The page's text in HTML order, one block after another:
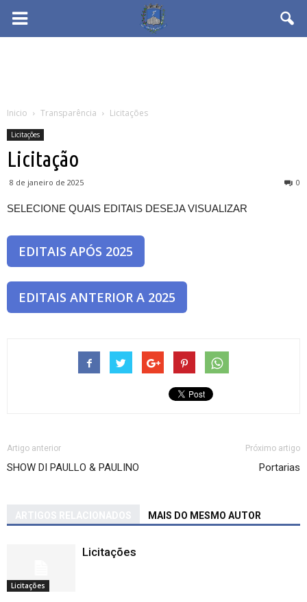
Inicio Transparência Licitações
Licitações
Licitação
8 de janeiro de 2025 0
SELECIONE QUAIS EDITAIS DESEJA VISUALIZAR
EDITAIS APÓS 2025
EDITAIS ANTERIOR A 2025
Artigo anterior
SHOW DI PAULLO & PAULINO
Próximo artigo
Portarias
MAIS DO MESMO AUTOR
Licitações
Licitações